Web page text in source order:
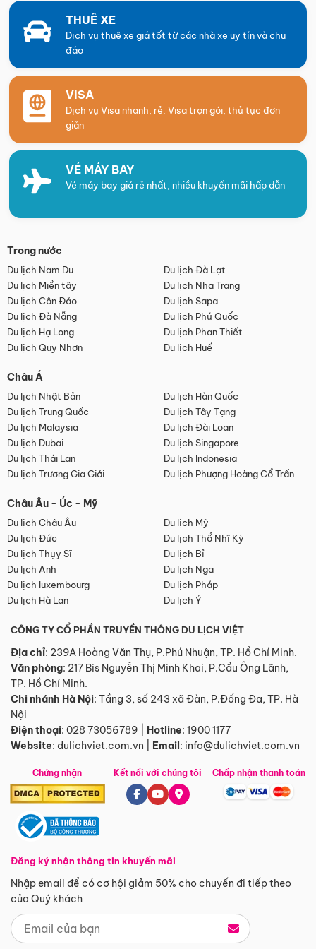
THUÊ XE
Dịch vụ thuê xe giá tốt từ các nhà xe uy tín và chu
đáo
VISA
Dịch vụ Visa nhanh, rẻ. Visa trọn gói, thủ tục đơn
giản
VÉ MÁY BAY
Vé máy bay giá rẻ nhất, nhiều khuyến mãi hấp dẫn
Trong nước
Du lịch Nam Du
Du lịch Đà Lạt
Du lịch Miền tây
Du lịch Nha Trang
Du lịch Côn Đảo
Du lịch Sapa
Du lịch Đà Nẵng
Du lịch Phú Quốc
Du lịch Hạ Long
Du lịch Phan Thiết
Du lịch Quy Nhơn
Du lịch Huế
Châu Á
Du lịch Nhật Bản
Du lịch Hàn Quốc
Du lịch Trung Quốc
Du lịch Tây Tạng
Du lịch Malaysia
Du lịch Đài Loan
Du lịch Dubai
Du lịch Singapore
Du lịch Thái Lan
Du lịch Indonesia
Du lịch Trương Gia Giới
Du lịch Phượng Hoàng Cổ Trấn
Châu Âu - Úc - Mỹ
Du lịch Châu Âu
Du lịch Mỹ
Du lịch Đức
Du lịch Thổ Nhĩ Kỳ
Du lịch Thụy Sĩ
Du lịch Bỉ
Du lịch Anh
Du lịch Nga
Du lịch luxembourg
Du lịch Pháp
Du lịch Hà Lan
Du lịch Ý
CÔNG TY CỔ PHẦN TRUYỀN THÔNG DU LỊCH VIỆT
Địa chỉ: 239A Hoàng Văn Thụ, P.Phú Nhuận, TP. Hồ Chí Minh.
Văn phòng: 217 Bis Nguyễn Thị Minh Khai, P.Cầu Ông Lãnh,
TP. Hồ Chí Minh.
Chi nhánh Hà Nội: Tầng 3, số 243 xã Đàn, P.Đống Đa, TP. Hà
Nội
Điện thoại: 028 73056789 Hotline: 1900 1177
Website: dulichviet.com.vn Email: info@dulichviet.com.vn
Chứng nhận
Đăng ký nhận thông tin khuyến mãi
Nhập email để có cơ hội giảm 50% cho chuyến đi tiếp theo
của Quý khách
Kết nối với chúng tôi Chấp nhận thanh toán